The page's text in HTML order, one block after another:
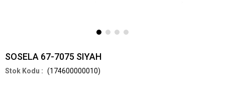
SOSELA 67-7075 SIYAH
(174600000010)